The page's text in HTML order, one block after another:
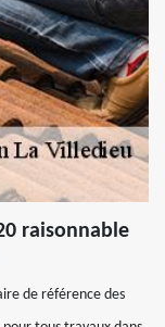
raisonnable
de référence des